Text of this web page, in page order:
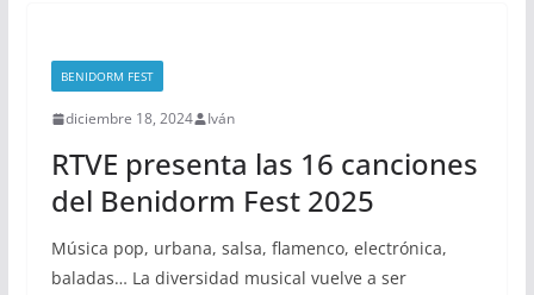
BENIDORM FEST
diciembre 18, 2024 Iván
RTVE presenta las 16 canciones
del Benidorm Fest 2025
Música pop, urbana, salsa, flamenco, electrónica,
baladas… La diversidad musical vuelve a ser